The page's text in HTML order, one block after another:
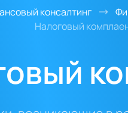
консалтинг
Налоговый